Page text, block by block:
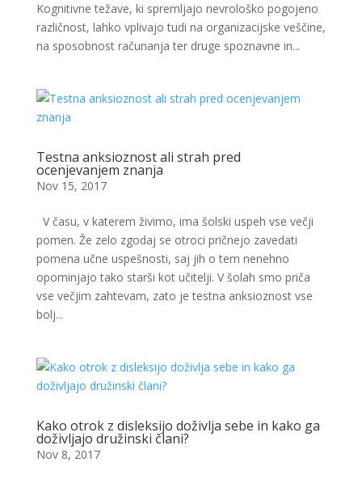
Kognitivne težave, ki spremljajo nevrološko pogojeno
različnost, lahko vplivajo tudi na organizacijske veščine,
na sposobnost računanja ter druge spoznavne in...
Testna anksioznost ali strah pred
ocenjevanjem znanja
Nov 15, 2017
V času, v katerem živimo, ima šolski uspeh vse večji
pomen. Že zelo zgodaj se otroci pričnejo zavedati
pomena učne uspešnosti, saj jih o tem nenehno
opominjajo tako starši kot učitelji. V šolah smo priča
vse večjim zahtevam, zato je testna anksioznost vse
bolj...
Kako otrok z disleksijo doživlja sebe in kako ga
doživljajo družinski člani?
Nov 8, 2017